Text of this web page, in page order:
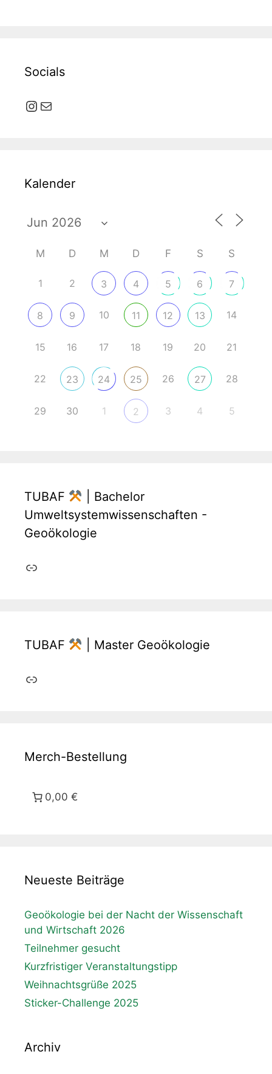
Socials
Instagram
E-Mail
Kalender
M D M D F S S
1 2 3 4 5 6 7
8 9 10 11 12 13 14
15 16 17 18 19 20 21
22 23 24 25 26 27 28
29 30 1 2 3 4 5
TUBAF
| Bachelor
Umweltsystemwissenschaften -
Geoökologie
Link
TUBAF | Master Geoökologie
Link
Merch-Bestellung
0,00 €
Neueste Beiträge
Geoökologie bei der Nacht der Wissenschaft
und Wirtschaft 2026
Teilnehmer gesucht
Kurzfristiger Veranstaltungstipp
Weihnachtsgrüße 2025
Sticker-Challenge 2025
Archiv